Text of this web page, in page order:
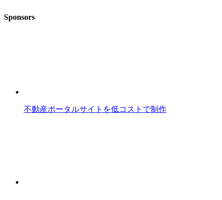
Sponsors
不動産ポータルサイトを低コストで制作